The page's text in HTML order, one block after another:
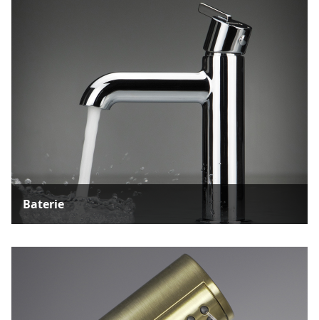
Baterie